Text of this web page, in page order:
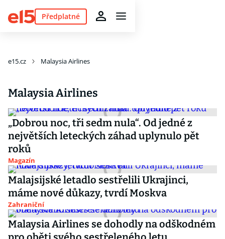
Předplatné
e15.cz Malaysia Airlines
Malaysia Airlines
„Dobrou noc, tři sedm nula“. Od jedné z
největších leteckých záhad uplynulo pět
roků
Magazín
Malajsijské letadlo sestřelili Ukrajinci,
máme nové důkazy, tvrdí Moskva
Zahraniční
Malaysia Airlines se dohodly na odškodném